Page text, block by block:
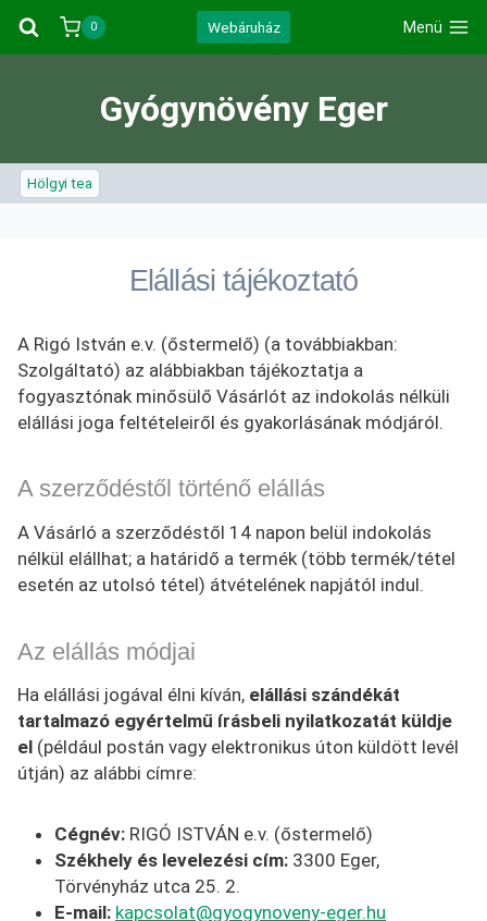
Skip
0 Webáruház Menü
Gyógynövény Eger
Hölgyi tea
Elállási tájékoztató
A Rigó István e.v. (őstermelő) (a továbbiakban:
Szolgáltató) az alábbiakban tájékoztatja a
fogyasztónak minősülő Vásárlót az indokolás nélküli
elállási joga feltételeiről és gyakorlásának módjáról.
A szerződéstől történő elállás
A Vásárló a szerződéstől 14 napon belül indokolás
nélkül elállhat; a határidő a termék (több termék/tétel
esetén az utolsó tétel) átvételének napjától indul.
Az elállás módjai
Ha elállási jogával élni kíván, elállási szándékát
tartalmazó egyértelmű írásbeli nyilatkozatát küldje
el (például postán vagy elektronikus úton küldött levél
útján) az alábbi címre:
Cégnév: RIGÓ ISTVÁN e.v. (őstermelő)
Székhely és levelezési cím: 3300 Eger,
Törvényház utca 25. 2.
E-mail: kapcsolat@gyogynoveny-eger.hu